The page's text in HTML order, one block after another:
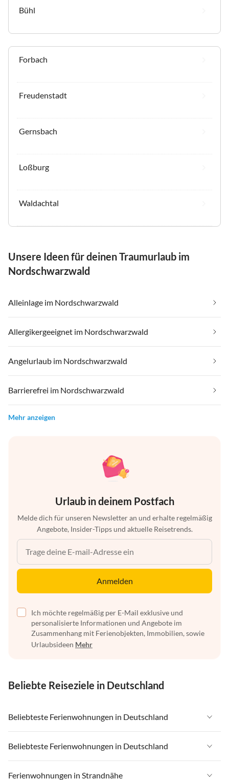
Bühl
Forbach
Freudenstadt
Gernsbach
Loßburg
Waldachtal
Unsere Ideen für deinen Traumurlaub im
Nordschwarzwald
Alleinlage im Nordschwarzwald
Allergikergeeignet im Nordschwarzwald
Angelurlaub im Nordschwarzwald
Barrierefrei im Nordschwarzwald
Mehr anzeigen
Urlaub in deinem Postfach
Melde dich für unseren Newsletter an und erhalte regelmäßig
Angebote, Insider-Tipps und aktuelle Reisetrends.
Anmelden
Ich möchte regelmäßig per E-Mail exklusive und
personalisierte Informationen und Angebote im
Zusammenhang mit Ferienobjekten, Immobilien, sowie
Urlaubsideen Mehr
Beliebte Reiseziele in Deutschland
Beliebteste Ferienwohnungen in Deutschland
Ferienwohnungen in Deutschland
Ferienwohnungen in Ostsee
Beliebteste Ferienwohnungen in Deutschland
Ferienwohnungen in Deutschland
Ferienwohnungen in Strandnähe